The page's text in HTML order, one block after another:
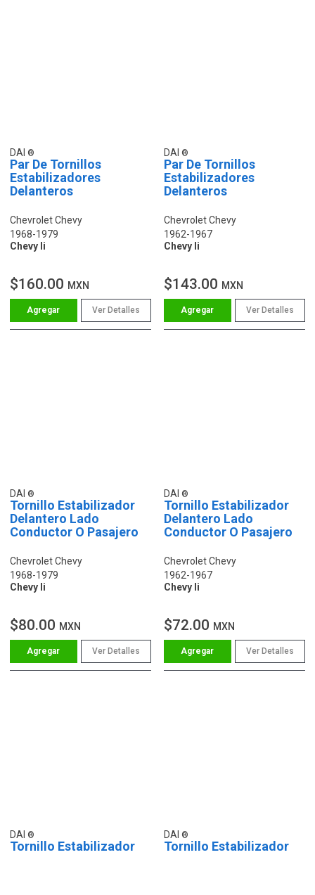
DAI
Par De Tornillos
Estabilizadores
Delanteros
Chevrolet Chevy
1968-1979
Chevy Ii
$160.00 MXN
Ver Detalles
DAI
Par De Tornillos
Estabilizadores
Delanteros
Chevrolet Chevy
1962-1967
Chevy Ii
$143.00 MXN
Ver Detalles
DAI
Tornillo Estabilizador
Delantero Lado
Conductor O Pasajero
Chevrolet Chevy
1968-1979
Chevy Ii
$80.00 MXN
Ver Detalles
DAI
Tornillo Estabilizador
Delantero Lado
Conductor O Pasajero
Chevrolet Chevy
1962-1967
Chevy Ii
$72.00 MXN
Ver Detalles
DAI
Tornillo Estabilizador
DAI
Tornillo Estabilizador